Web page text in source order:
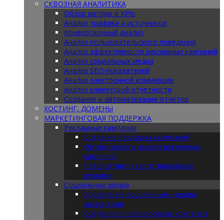
СКВОЗНАЯ АНАЛИТИКА
Обзор метрик и KPIs
Анализ трафика и источников
Конверсионный анализ
Анализ пользовательского поведения
Анализ эффективности рекламных кампаний
Анализ социальных медиа
Анализ SEO-показателей
Анализ электронной коммерции
Анализ клиентской отчетности
Создание и автоматизация отчетов
ХОСТИНГ, ДОМЕНЫ
МАРКЕТИНГОВАЯ ПОДДЕРЖКА
Рекламные кампании
Создание рекламных кампаний
Оптимизация и анализ рекламных
кампаний
Ретаргетинг и таргетированная
реклама
Социальные медиа
Управление социальными медиа-
аккаунтами
Создание и планирование контента